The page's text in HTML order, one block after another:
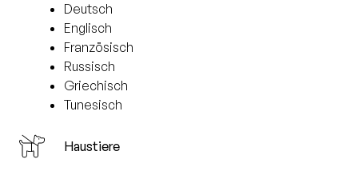
Deutsch
Englisch
Französisch
Russisch
Griechisch
Tunesisch
Haustiere